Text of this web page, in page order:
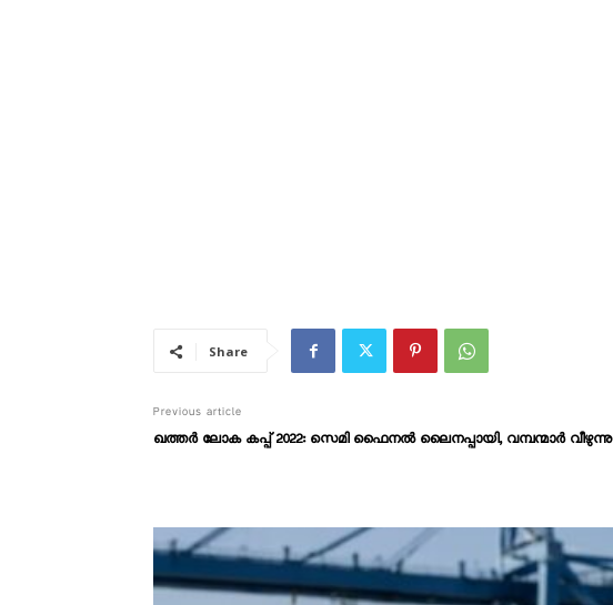
Share
Previous article
ഖത്തർ ലോക കപ്പ് 2022: സെമി ഫൈനല്‍ ലൈനപ്പായി, വമ്പന്മാർ വീഴുന്നു